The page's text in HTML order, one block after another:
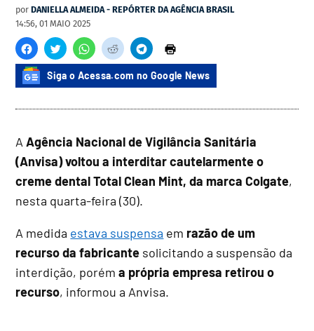
por DANIELLA ALMEIDA - REPÓRTER DA AGÊNCIA BRASIL
14:56, 01 MAIO 2025
Siga o Acessa.com no Google News
AAgência Nacional de Vigilância Sanitária
(Anvisa) voltou a interditar cautelarmente o
creme dental Total Clean Mint, da marca Colgate,
nesta quarta-feira (30).
A medida estava suspensa em razão de um
recurso da fabricante solicitando a suspensão da
interdição, poréma própria empresa retirou o
recurso, informou a Anvisa.